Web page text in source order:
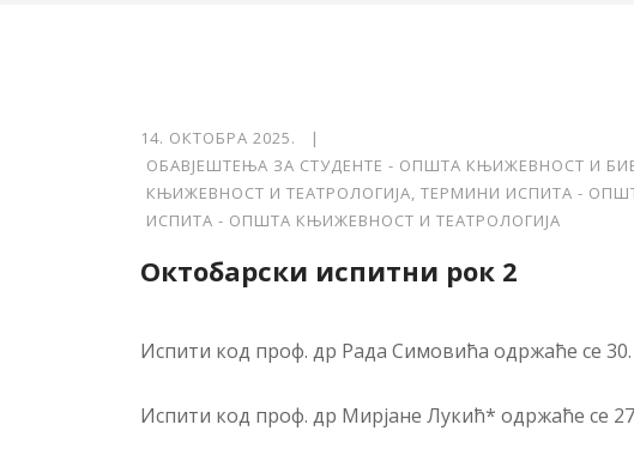
14. ОКТОБРА 2025. |
ОБАВЈЕШТЕЊА ЗА СТУДЕНТЕ - ОПШТА КЊИЖЕВНОСТ И
КЊИЖЕВНОСТ И ТЕАТРОЛОГИЈА, ТЕРМИНИ ИСПИТА -
ИСПИТА - ОПШТА КЊИЖЕВНОСТ И ТЕАТРОЛОГИЈА
Октобарски испитни рок 2
Испити код проф. др Рада Симовића одржаће се 30.
Испити код проф. др Мирјане Лукић* одржаће се